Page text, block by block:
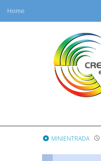
Home
MINIENTRADA